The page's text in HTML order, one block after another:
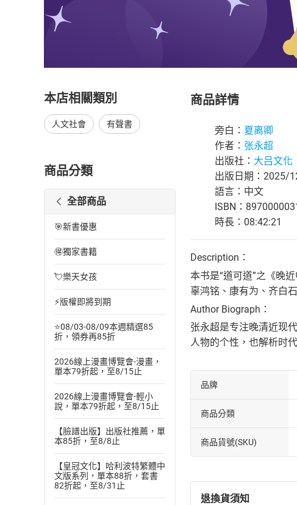
本店相關類別
人文社會 有聲書
商品分類
全部商品
🎯新書優惠
🉐獨家書籍
💘樂天女孩
⚡版權即將到期
⭐08/03-08/09本週精選85
折，領券再85折
2026線上漫畫博覽會-漫畫，
單本79折起，至8/15止
2026線上漫畫博覽會-輕小
說，單本79折起，至8/15止
【臉譜出版】出版社推薦，單
本85折，至8/8止
【皇冠文化】哈利波特繁體中
文版系列，單本88折，套書
82折起，至8/31止
商品詳情
旁白： 夏离卿
作者： 张永超
出版社： 大吕文化
出版日期：2025/
語言：中文
ISBN：
時長：08:42:21
Description：
本书是“道可道”之《晚
辜鸿铭、康有为、齐白
Author Biograph：
张永超是专注晚清近现
人物的个性，也解析时
品牌
商品分類
商品貨號(SKU)
退換貨須知